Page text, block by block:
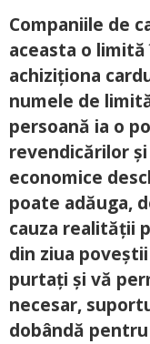
Companiile de
aceasta o
achiziționa
numele de
persoană ia o
revendicărilor
economice
poate adăuga,
cauza realității
din ziua
purtați și vă
necesar,
dobândă